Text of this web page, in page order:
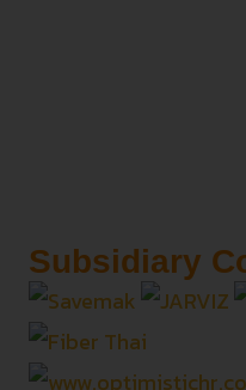
Subsidiary